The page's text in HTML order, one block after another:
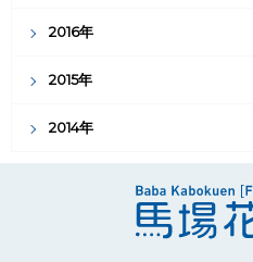
2016年
2015年
2014年